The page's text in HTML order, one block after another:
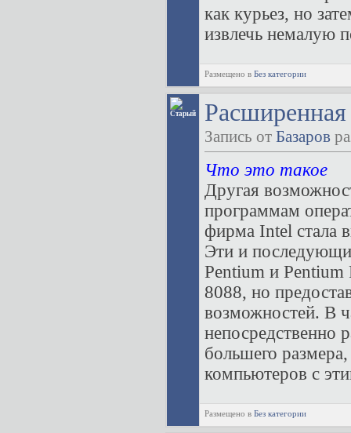
как курьез, но
извлечь немалую
Размещено в Без категории
Запись от Базаров
Что это такое
Другая
программам
фирма Intel стала
Эти и
Pentium и Pentium
8088, но
возможностей. В
непосредственно
большего
компьютеров с
Размещено в Без категории